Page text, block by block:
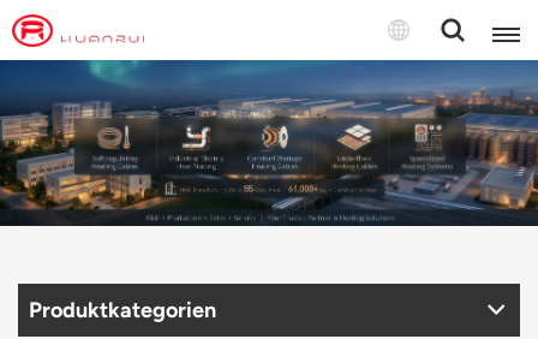
Deutsch
English
français
Produktkategorien